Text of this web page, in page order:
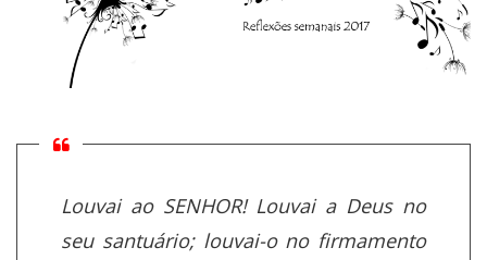
Louvai ao SENHOR! Louvai a Deus no
seu santuário; louvai-o no firmamento